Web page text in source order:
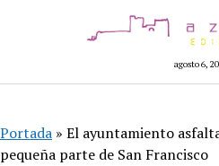
agosto 6,
Portada » El ayuntamiento
pequeña parte de San Francisco